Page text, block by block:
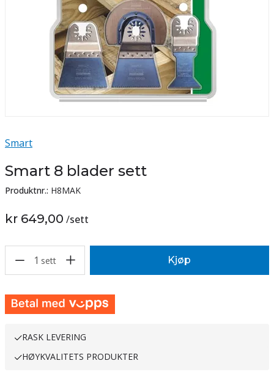
Smart
Smart 8 blader sett
Produktnr.: H8MAK
kr 649,00 /sett
1 sett Kjøp
RASK LEVERING
HØYKVALITETS PRODUKTER